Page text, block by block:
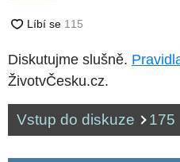
Diskutujme slušně.
ŽivotvČesku.cz.
Vstup do diskuze 175